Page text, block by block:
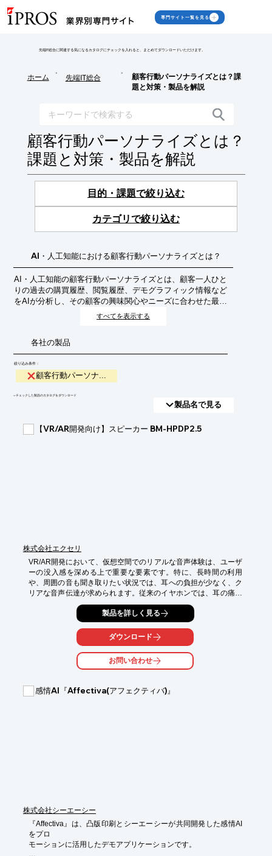
専門サイト一覧を見る
先端IT総合に関連する気になるカタログにチェックを入れると、まとめてダウンロードいただけます。
ホーム
>
先端IT総合
>
顧客行動パーソナライズとは？課
題と対策・製品を解説
顧客行動パーソナライズとは？
課題と対策・製品を解説
目的・課題で絞り込む
カテゴリで絞り込む
AI・人工知能における顧客行動パーソナライズとは？
AI・人工知能の顧客行動パーソナライズとは、顧客一人ひと
りの過去の購買履歴、閲覧履歴、デモグラフィック情報など
をAIが分析し、その顧客の興味関心やニーズに合わせた最適
な情報、商品、サービスを適切なタイミングで提供するマー
が期待できます。
すべてを表示する
各社の製品
絞り込み条件：
顧客行動パーソナ...
​▼チェックした製品のカタログをダウンロード
製品名で見る
【VR/AR開発向け】スピーカー BM-HPDP2.5
株式会社エクセリ
VR/AR開発において、仮想空間でのリアルな音声体験は、ユーザ
ーの没入感を深める上で重要な要素です。特に、長時間の利用
や、周囲の音も聞き取りたい状況では、耳への負担が少なく、ク
リアな音声伝達が求められます。従来のイヤホンでは、耳の痛み
を訴えるユーザーや、外部の指示を聞き逃したくないというニー
ズに対応しきれない場合があります。スピーカーBM-HPDP2.5
は、耳に当てるだけで音声を聞くことができるスピーカー型イヤ
ホンであり、これらの課題を解決します。
【活用シーン】
・VR/ARコンテンツ開発における音声テスト
・開発中のプロトタイプでの音声フィードバック確認
製品を詳しく見る
ダウンロード
お問い合わせ
感情AI『Affectiva(アフェクティバ)』
株式会社シーエーシー
『Affectiva』は、凸版印刷とシーエーシーが共同開発した感情AI
をプロ
モーションに活用したデモアプリケーションです。